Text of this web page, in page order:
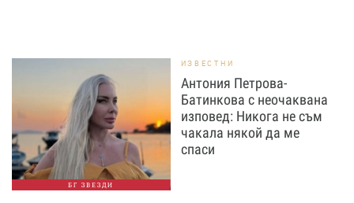
БГ ЗВЕЗДИ
ИЗВЕСТНИ
Антония Петрова-
Батинкова с неочаквана
изповед: Никога не съм
чакала някой да ме
спаси